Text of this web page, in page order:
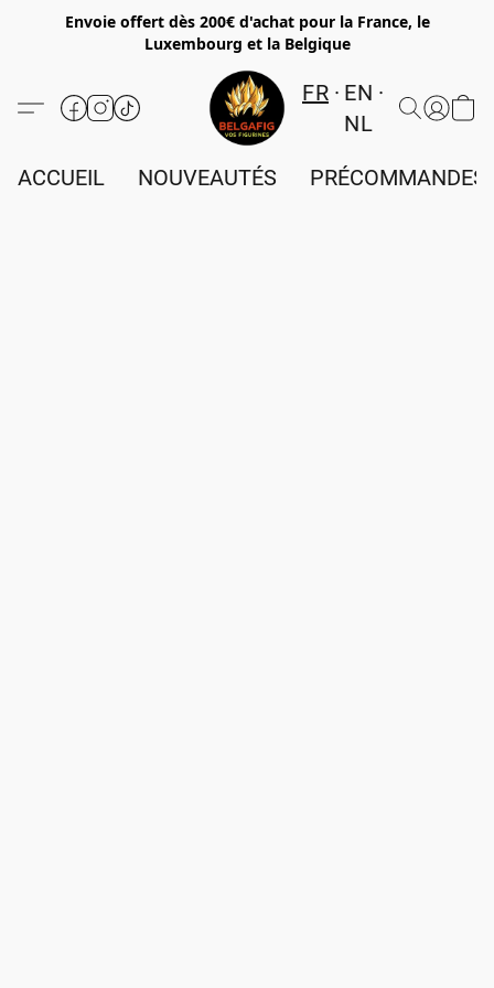
Envoie offert dès 200€ d'achat pour la France, le
Luxembourg et la Belgique
FR
EN
NL
ACCUEIL NOUVEAUTÉS PRÉCOMMANDES